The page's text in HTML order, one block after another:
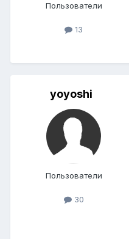
Пользователи
13
yoyoshi
Пользователи
30